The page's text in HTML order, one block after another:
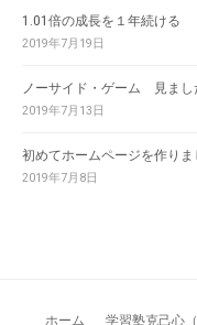
1.01倍の成長を１年続ける
2019年7月19日
ノーサイド・ゲーム 見まし
2019年7月13日
初めてホームページを作りま
2019年7月8日
ホーム 学習塾克己心